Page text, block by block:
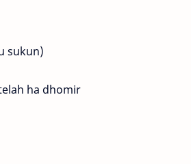
sukun)
ha dhomir